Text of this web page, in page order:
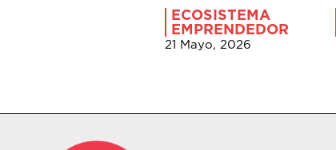
ECOSISTEMA
EMPRENDEDOR
21 Mayo, 2026